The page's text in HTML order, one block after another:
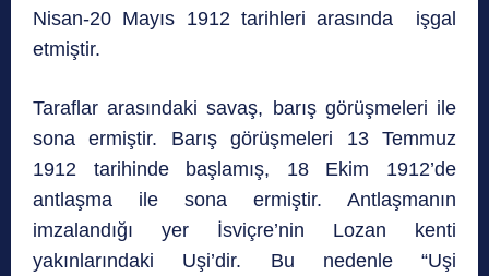
Nisan-20 Mayıs 1912 tarihleri arasında işgal
etmiştir.
Taraflar arasındaki savaş, barış görüşmeleri ile
sona ermiştir. Barış görüşmeleri 13 Temmuz
1912 tarihinde başlamış, 18 Ekim 1912’de
antlaşma ile sona ermiştir. Antlaşmanın
imzalandığı yer İsviçre’nin Lozan kenti
yakınlarındaki Uşi’dir. Bu nedenle “Uşi